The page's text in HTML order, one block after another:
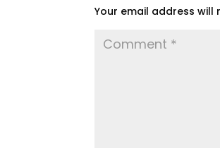
Your email address will